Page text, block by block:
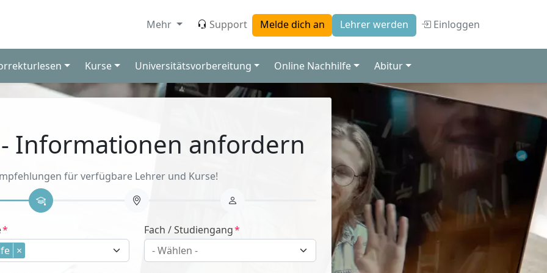
Mehr Support Melde dich an Lehrer werden Einloggen
Kurse Universitätsvorbereitung Online Nachhilfe Abitur
Informationen anfordern
für verfügbare Lehrer und Kurse!
×
Fach / Studiengang